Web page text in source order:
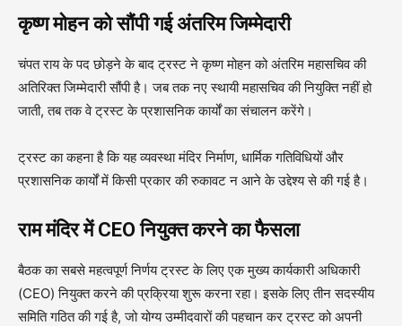
कृष्ण मोहन को सौंपी गई अंतरिम जिम्मेदारी
चंपत राय के पद छोड़ने के बाद ट्रस्ट ने कृष्ण मोहन को अंतरिम महासचिव की
अतिरिक्त जिम्मेदारी सौंपी है। जब तक नए स्थायी महासचिव की नियुक्ति नहीं हो
जाती, तब तक वे ट्रस्ट के प्रशासनिक कार्यों का संचालन करेंगे।
ट्रस्ट का कहना है कि यह व्यवस्था मंदिर निर्माण, धार्मिक गतिविधियों और
प्रशासनिक कार्यों में किसी प्रकार की रुकावट न आने के उद्देश्य से की गई है।
राम मंदिर में CEO नियुक्त करने का फैसला
बैठक का सबसे महत्वपूर्ण निर्णय ट्रस्ट के लिए एक मुख्य कार्यकारी अधिकारी
(CEO) नियुक्त करने की प्रक्रिया शुरू करना रहा। इसके लिए तीन सदस्यीय
समिति गठित की गई है, जो योग्य उम्मीदवारों की पहचान कर ट्रस्ट को अपनी